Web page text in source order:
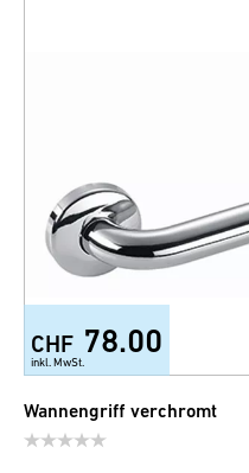
CHF 78.00
inkl. MwSt.
Wannengriff verchromt